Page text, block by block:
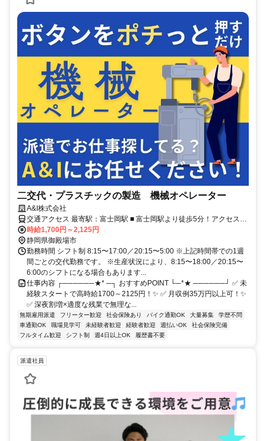
二交代・プラスチックの製造 機械オペレーター
A&I株式会社
交通アクセス 最寄駅：富士岡駅 ■ 富士岡駅より徒歩5分！アクセス良
好◎ ■ 車、自転車での通勤OK！
時給1,700円～2,125円
静岡県御殿場市
勤務時間 シフト制 8:15〜17:00／20:15〜5:00 ※上記時間帯での1週
間ごとの交代勤務です。 ※生産状況により、8:15〜18:00／20:15〜
6:00のシフトになる場合もあります...
仕事内容 ┌──────★* ─┐ おすすめPOINT └─*★ ──────┘ ✅ 未
経験スタートで高時給1700～2125円！✨ ✅ 月収例35万円以上可！✨
✅ 深夜割増×適度な残業で無理な...
無期雇用派遣 フリーター歓迎 社会保険あり バイク通勤OK 大量募集
学歴不問
車通勤OK
職場見学可 未経験者歓迎 経験者歓迎 週払いOK
社会保険完備
フルタイム歓迎
シフト制 週4日以上OK 履歴書不要
派遣社員